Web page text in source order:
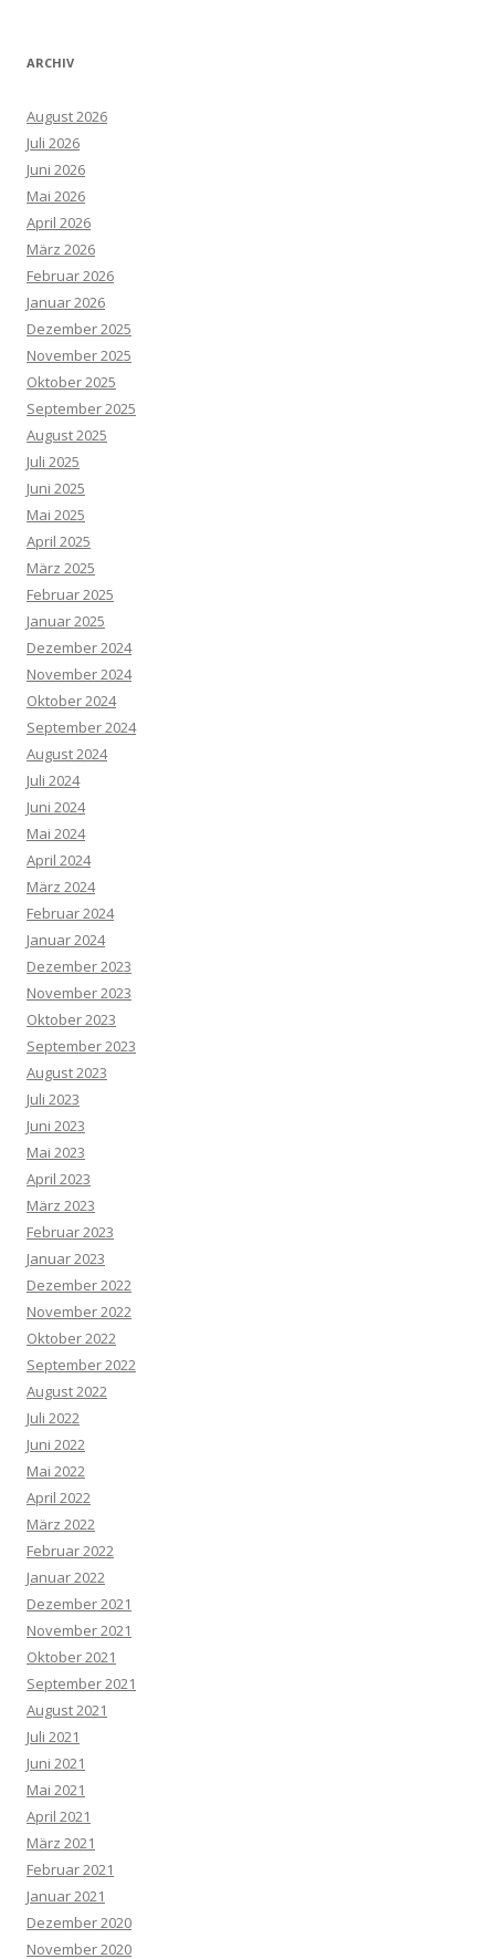
ARCHIV
August 2026
Juli 2026
Juni 2026
Mai 2026
April 2026
März 2026
Februar 2026
Januar 2026
Dezember 2025
November 2025
Oktober 2025
September 2025
August 2025
Juli 2025
Juni 2025
Mai 2025
April 2025
März 2025
Februar 2025
Januar 2025
Dezember 2024
November 2024
Oktober 2024
September 2024
August 2024
Juli 2024
Juni 2024
Mai 2024
April 2024
März 2024
Februar 2024
Januar 2024
Dezember 2023
November 2023
Oktober 2023
September 2023
August 2023
Juli 2023
Juni 2023
Mai 2023
April 2023
März 2023
Februar 2023
Januar 2023
Dezember 2022
November 2022
Oktober 2022
September 2022
August 2022
Juli 2022
Juni 2022
Mai 2022
April 2022
März 2022
Februar 2022
Januar 2022
Dezember 2021
November 2021
Oktober 2021
September 2021
August 2021
Juli 2021
Juni 2021
Mai 2021
April 2021
März 2021
Februar 2021
Januar 2021
Dezember 2020
November 2020